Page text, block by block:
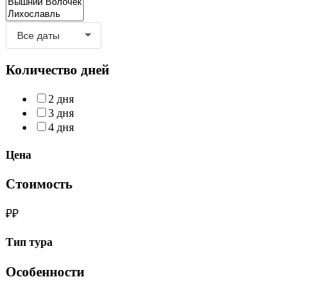
Количество дней
2 дня
3 дня
4 дня
Цена
Стоимость
₽₽
Тип тура
Особенности